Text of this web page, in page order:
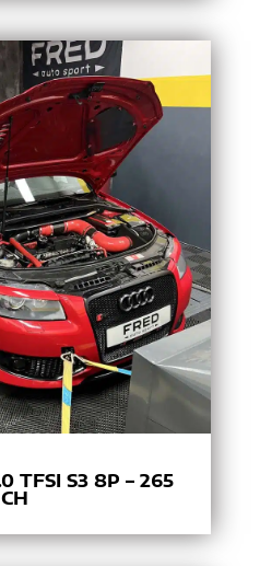
TFSI S3 8P – 265
CH